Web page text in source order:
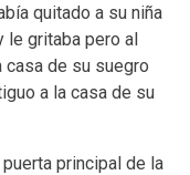
quitado a su niña
le gritaba pero al
de su suegro
a la casa de su
principal de la